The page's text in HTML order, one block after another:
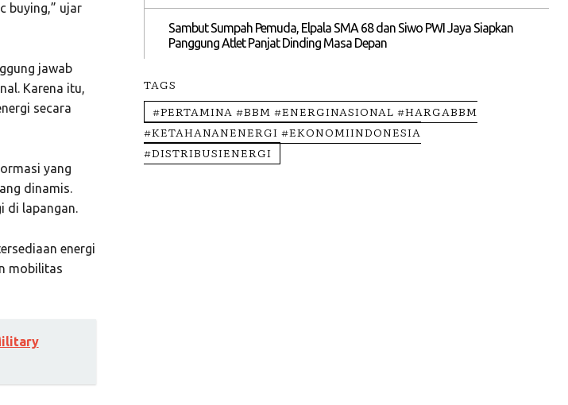
buying,” ujar
jawab
Karena itu,
secara
yang
dinamis.
di lapangan.
energi
mobilitas
Sambut Sumpah Pemuda, Elpala SMA 68 dan Siwo PWI Jaya Siapkan
Panggung Atlet Panjat Dinding Masa Depan
TAGS
#PERTAMINA #BBM #ENERGINASIONAL #HARGABBM
#KETAHANANENERGI #EKONOMIINDONESIA
#DISTRIBUSIENERGI